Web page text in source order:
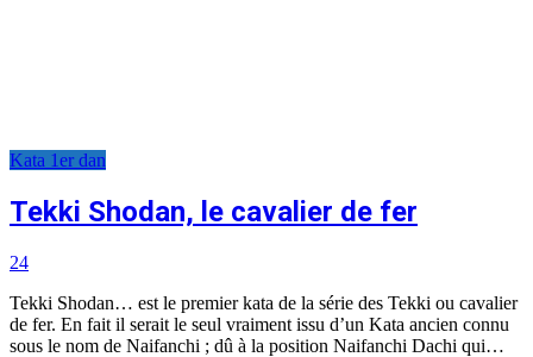
Kata 1er dan
Tekki Shodan, le cavalier de fer
24
Tekki Shodan… est le premier kata de la série des Tekki ou cavalier
de fer. En fait il serait le seul vraiment issu d’un Kata ancien connu
sous le nom de Naifanchi ; dû à la position Naifanchi Dachi qui…